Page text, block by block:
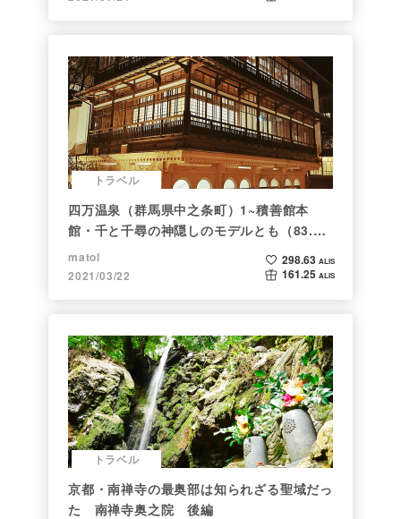
トラベル
四万温泉（群馬県中之条町）1~積善館本
館・千と千尋の神隠しのモデルとも（83.と
らべるショット）
matol
2021/03/22
298.63 ALIS
161.25 ALIS
トラベル
京都・南禅寺の最奥部は知られざる聖域だっ
た 南禅寺奥之院 後編